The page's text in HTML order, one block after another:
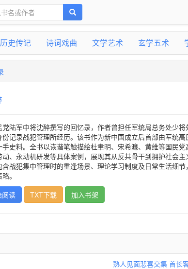
历史传记 诗词戏曲 文学艺术 玄学五术
党陆军中将沈醉撰写的回忆录，作者曾担任军统局总务处少
份记录战犯管理所经历。该书作为新中国成立后首部由军统
手史料。全书以诙谐笔触描绘杜聿明、宋希濂、黄维等国民党
动、永动机研发等具体案例，展现其从反共骨干到拥护社会
含战犯集中管理时的重逢场景、理论学习制度及日常生活细
。
阅读
TXT下载 加入书架
熟人见面悲喜交集 首长